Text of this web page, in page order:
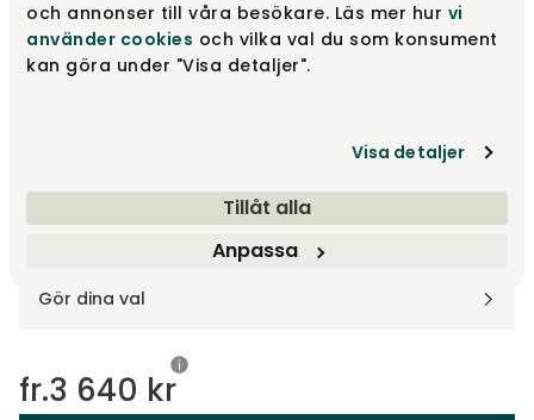
och annonser till våra besökare. Läs mer hur vi
använder cookies och vilka val du som konsument
kan göra under "Visa detaljer".
Visa detaljer
Tillåt alla
Anpassa
Stål | Samma färg som skal fr.3 285 kr
fr.
Visa fler +3
Gör dina val
fr.3 640 kr